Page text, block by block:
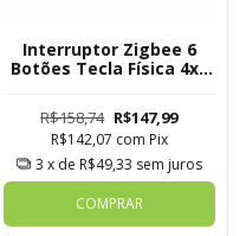
Interruptor Zigbee 6
Botões Tecla Física 4x4
R$158,74 R$147,99
R$142,07 com Pix
3 x de R$49,33 sem juros
COMPRAR